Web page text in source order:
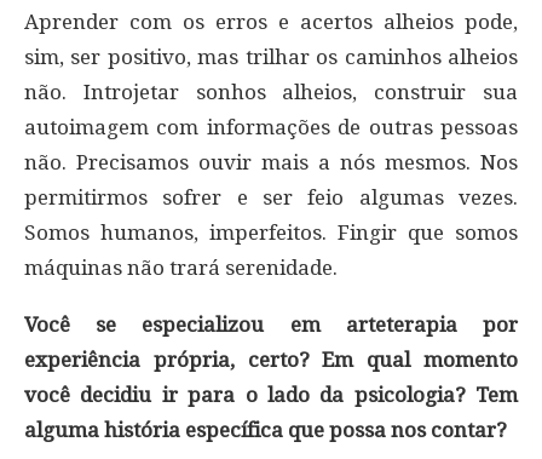
Aprender com os erros e acertos alheios pode,
sim, ser positivo, mas trilhar os caminhos alheios
não. Introjetar sonhos alheios, construir sua
autoimagem com informações de outras pessoas
não. Precisamos ouvir mais a nós mesmos. Nos
permitirmos sofrer e ser feio algumas vezes.
Somos humanos, imperfeitos. Fingir que somos
máquinas não trará serenidade.
Você se especializou em arteterapia por
experiência própria, certo? Em qual momento
você decidiu ir para o lado da psicologia? Tem
alguma história específica que possa nos contar?